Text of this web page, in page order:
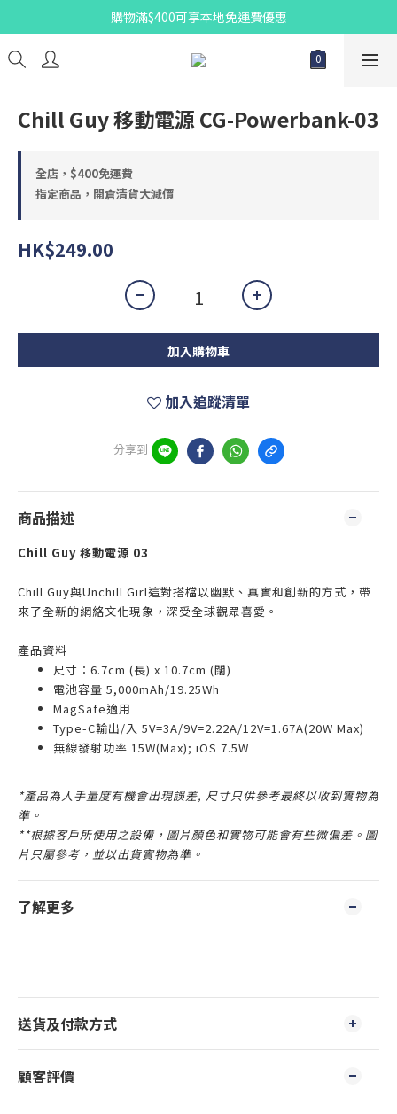
購物滿$400可享本地免運費優惠
Chill Guy 移動電源 CG-Powerbank-03
全店，$400免運費
指定商品，開倉清貨大減價
HK$249.00
加入購物車
加入追蹤清單
分享到
商品描述
Chill Guy 移動電源 03
Chill Guy與Unchill Girl這對搭檔以幽默、真實和創新的方式，帶
來了全新的網絡文化現象，深受全球觀眾喜愛。
產品資料
尺寸：6.7cm (長) x 10.7cm (闊)
電池容量 5,000mAh/19.25Wh
MagSafe適用
Type-C輸出/入 5V=3A/9V=2.22A/12V=1.67A(20W Max)
無線發射功率 15W(Max); iOS 7.5W
*產品為人手量度有機會出現誤差, 尺寸只供參考最終以收到實物為
準。
**根據客戶所使用之設備，圖片顏色和實物可能會有些微偏差。圖
片只屬參考，並以出貨實物為準。
了解更多
送貨及付款方式
顧客評價